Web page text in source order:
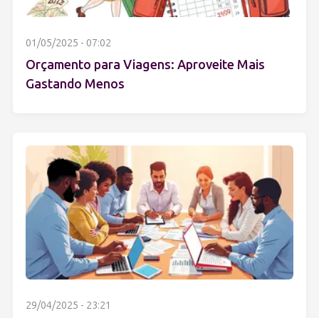
01/05/2025 - 07:02
Orçamento para Viagens: Aproveite Mais
Gastando Menos
29/04/2025 - 23:21